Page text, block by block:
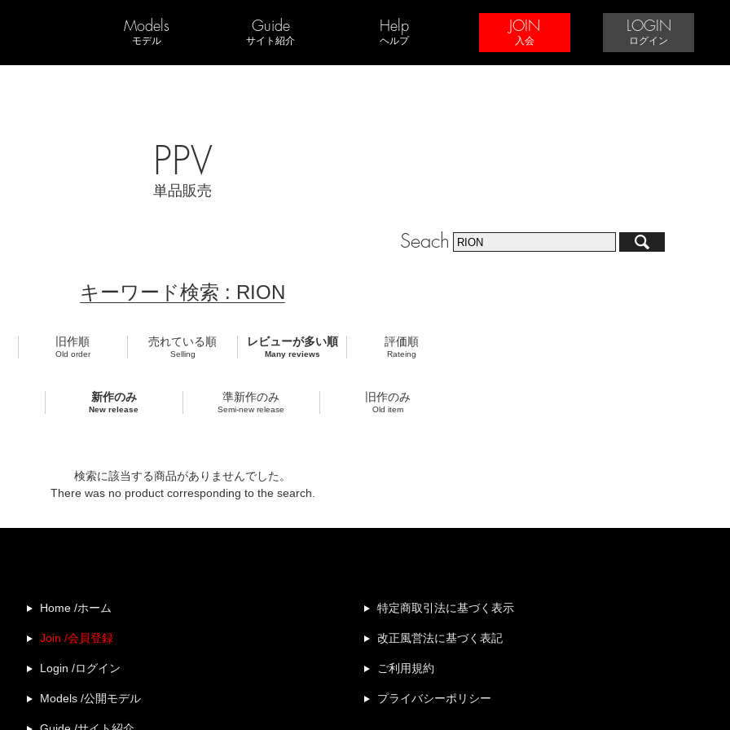
Models
モデル
Guide
サイト紹介
Help
ヘルプ
JOIN
入会
LOGIN
ログイン
PPV
単品販売
Seach
キーワード検索 : RION
旧作順
Old order
売れている順
Selling
レビューが多い順
Many reviews
評価順
Rateing
新作のみ
New release
準新作のみ
Semi-new release
旧作のみ
Old item
検索に該当する商品がありませんでした。
There was no product corresponding to the search.
Home /ホーム
Join /会員登録
Login /ログイン
Models /公開モデル
特定商取引法に基づく表示
改正風営法に基づく表記
ご利用規約
プライバシーポリシー